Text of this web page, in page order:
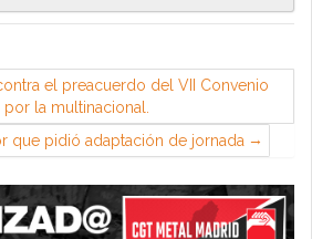
el preacuerdo del VII Convenio
la multinacional.
que pidió adaptación de jornada